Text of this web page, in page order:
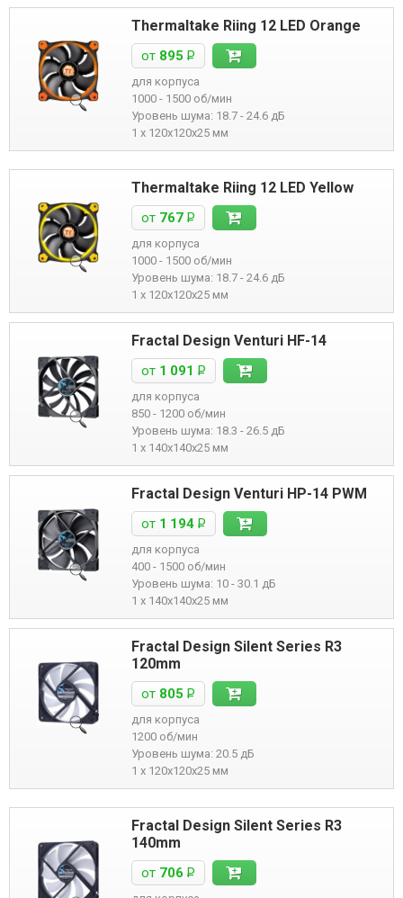
Thermaltake Riing 12 LED Orange
от 895 Р
для корпуса
1000 - 1500 об/мин
Уровень шума: 18.7 - 24.6 дБ
1 x 120x120x25 мм
Thermaltake Riing 12 LED Yellow
от 767 Р
для корпуса
1000 - 1500 об/мин
Уровень шума: 18.7 - 24.6 дБ
1 x 120x120x25 мм
Fractal Design Venturi HF-14
от 1 091 Р
для корпуса
850 - 1200 об/мин
Уровень шума: 18.3 - 26.5 дБ
1 x 140x140x25 мм
Fractal Design Venturi HP-14 PWM
от 1 194 Р
для корпуса
400 - 1500 об/мин
Уровень шума: 10 - 30.1 дБ
1 x 140x140x25 мм
Fractal Design Silent Series R3
120mm
от 805 Р
для корпуса
1200 об/мин
Уровень шума: 20.5 дБ
1 x 120x120x25 мм
Fractal Design Silent Series R3
140mm
от 706 Р